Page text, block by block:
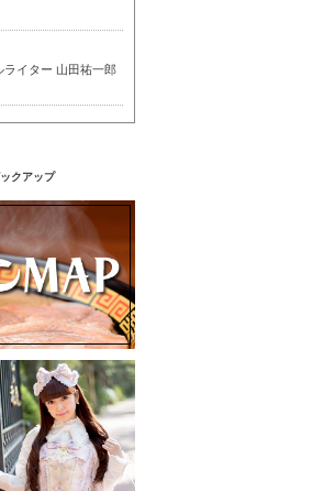
イター 山田祐一郎
アー in 福岡市
タリアンメニュー試
タリアンメニュー
クアップ